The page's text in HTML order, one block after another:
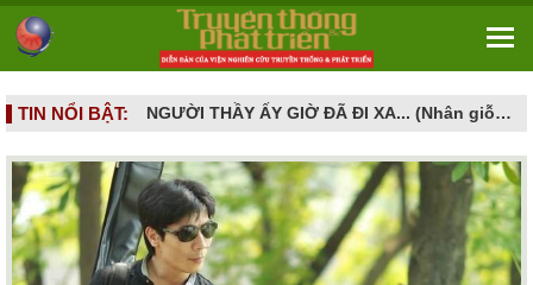
TIN NỔI BẬT:NGƯỜI CAO TUỔI VÀ NHỮNG CẠM BẪY DỊCH VỤ HIỆN ĐẠI - Khi khát vọng sống vui ở tuổi già bị dẫn dụ vào mê cung hợp đồng kỳ nghỉ NGƯỜI THẦY ẤY GIỜ ĐÃ ĐI XA... (Nhân giỗ đầu GS.TS. Nguyễn Đình Tấn - 16/6/2026 tức ngày 02.5 âm lịch)